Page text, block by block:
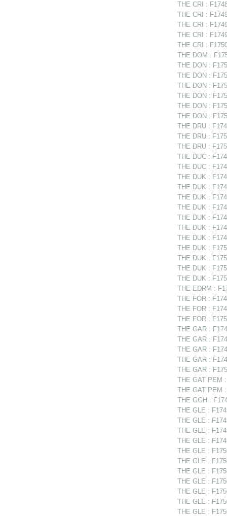
THE CRI :
THE CRI :
THE CRI :
THE CRI :
THE CRI :
THE DOM :
THE DON :
THE DON :
THE DON :
THE DON :
THE DON :
THE DON :
THE DRU :
THE DRU :
THE DRU :
THE DUC :
THE DUC :
THE DUK :
THE DUK :
THE DUK :
THE DUK :
THE DUK :
THE DUK :
THE DUK :
THE DUK :
THE DUK :
THE DUK :
THE DUK :
THE EDRM :
THE FOR :
THE FOR :
THE FOR :
THE GAR :
THE GAR :
THE GAR :
THE GAR :
THE GAR :
THE GAT PEM
THE GAT PEM
THE GGH :
THE GLE :
THE GLE :
THE GLE :
THE GLE :
THE GLE :
THE GLE :
THE GLE :
THE GLE :
THE GLE :
THE GLE :
THE GLE :